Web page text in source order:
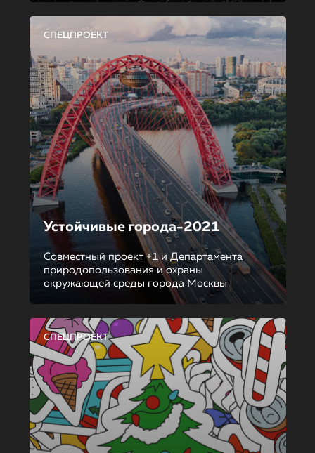
СПЕЦПРОЕКТ
Устойчивые города-2021
Совместный проект +1 и Департамента
природопользования и охраны
окружающей среды города Москвы
СПЕЦПРОЕКТ